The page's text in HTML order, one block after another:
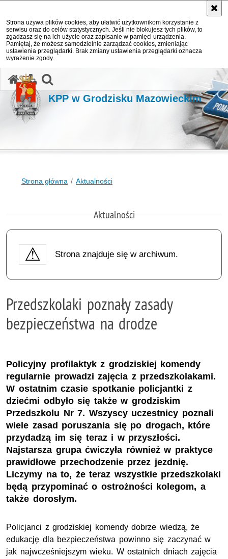
Strona używa plików cookies, aby ułatwić użytkownikom korzystanie z
serwisu oraz do celów statystycznych. Jeśli nie blokujesz tych plików, to
zgadzasz się na ich użycie oraz zapisanie w pamięci urządzenia.
Pamiętaj, że możesz samodzielnie zarządzać cookies, zmieniając
ustawienia przeglądarki. Brak zmiany ustawienia przeglądarki oznacza
wyrażenie zgody.
KPP w Grodzisku Mazowieckim
Strona główna Aktualności
Aktualności
Strona znajduje się w archiwum.
Przedszkolaki poznały zasady
bezpieczeństwa na drodze
Policyjny profilaktyk z grodziskiej komendy
regularnie prowadzi zajęcia z przedszkolakami.
W ostatnim czasie spotkanie policjantki z
dziećmi odbyło się także w grodziskim
Przedszkolu Nr 7. Wszyscy uczestnicy poznali
wiele zasad poruszania się po drogach, które
przydadzą im się teraz i w przyszłości.
Najstarsza grupa ćwiczyła również w praktyce
prawidłowe przechodzenie przez jezdnię.
Liczymy na to, że teraz wszystkie przedszkolaki
będą przypominać o ostrożności kolegom, a
także dorosłym.
Policjanci z grodziskiej komendy dobrze wiedzą, że
edukację dla bezpieczeństwa powinno się zaczynać w
jak najwcześniejszym wieku. W ostatnich dniach zajęcia